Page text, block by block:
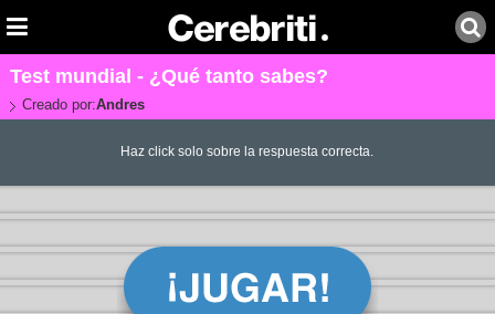
Test mundial - ¿Qué tanto sabes?
Creado por:Andres
Haz click solo sobre la respuesta correcta.